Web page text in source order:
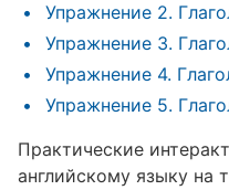
Упражнение 2.
Упражнение 3.
Упражнение 4.
Упражнение 5.
Практические
английскому языку на